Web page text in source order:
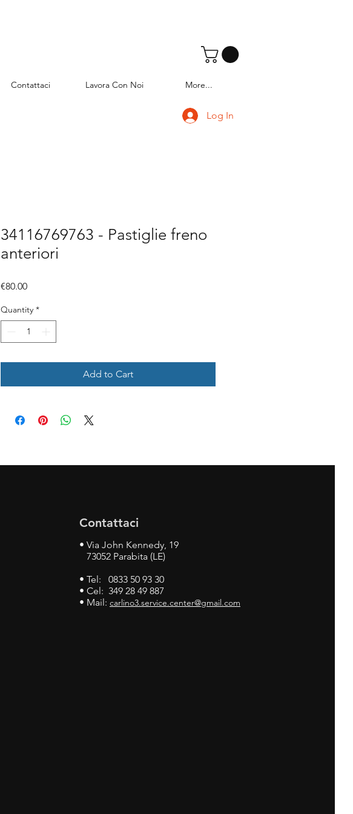
Contattaci Lavora Con Noi More...
Log In
34116769763 - Pastiglie freno
anteriori
€80.00Price
Quantity *
Add to Cart
Contattaci
• Via John Kennedy, 19
73052 Parabita (LE)
• Tel: 0833 50 93 30
• Cel: 349 28 49 887
• Mail: carlino3.service.center@gmail.com